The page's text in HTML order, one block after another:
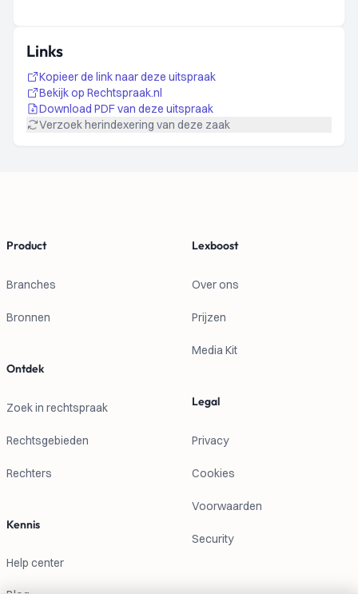
NETHERLANDS
57766/19","@_xmlns:dcterms":"http://purl.org/dc/terms/"}]
Links
Kopieer de link naar deze uitspraak
Bekijk op Rechtspraak.nl
Download PDF van deze uitspraak
Verzoek herindexering van deze zaak
Product
Branches
Bronnen
Ontdek
Zoek in rechtspraak
Rechtsgebieden
Rechters
Kennis
Help center
Lexboost
Over ons
Prijzen
Media Kit
Legal
Privacy
Cookies
Voorwaarden
Security